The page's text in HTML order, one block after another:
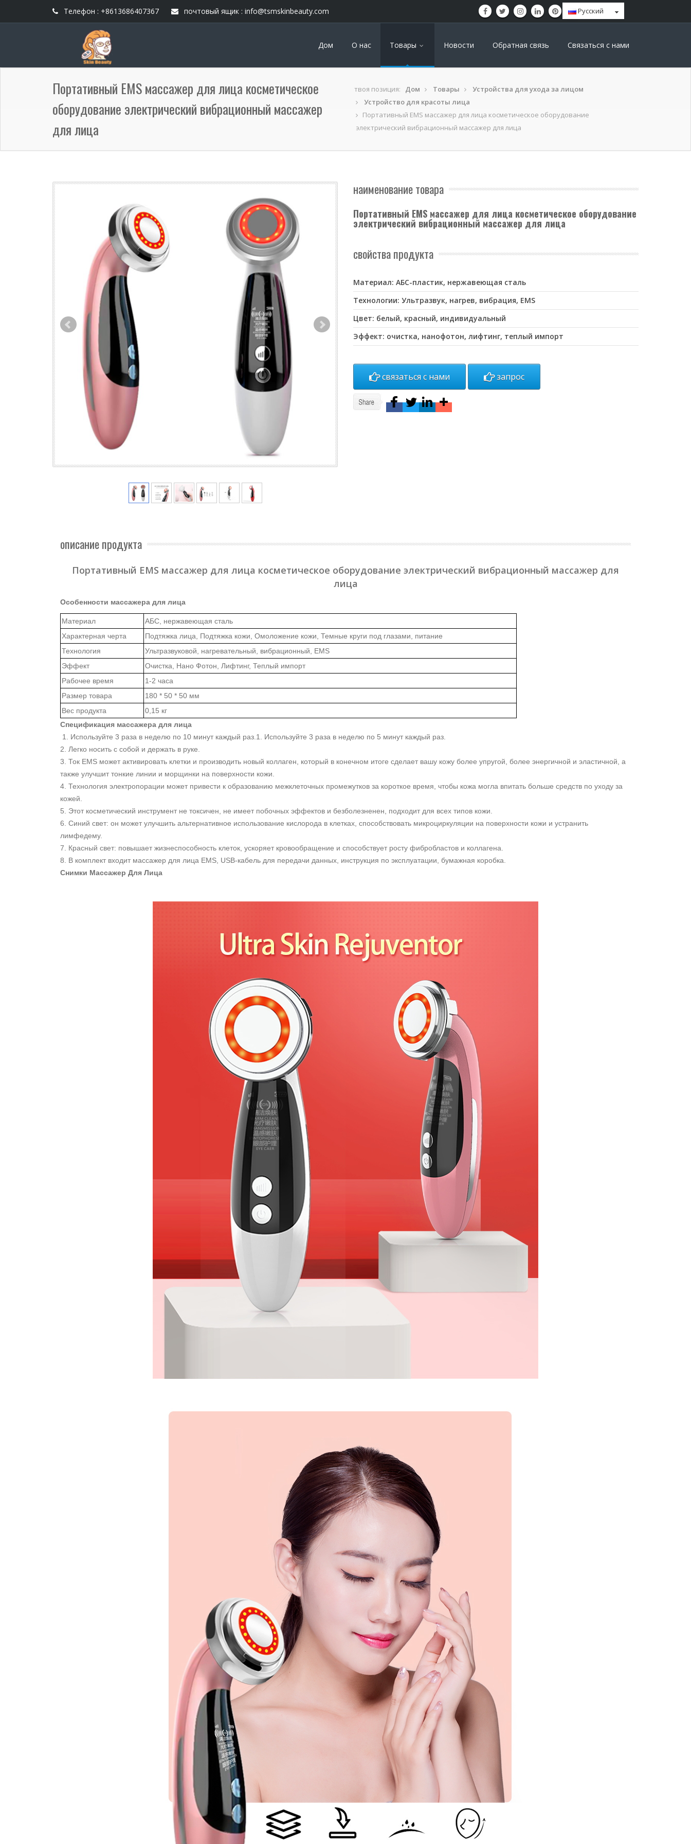
Телефон : +8613686407367 почтовый ящик : info@tsmskinbeauty.com Pусский
Дом О нас Товары Новости Обратная связь Связаться с нами
Портативный EMS массажер для лица косметическое
оборудование электрический вибрационный массажер
для лица
твоя позиция: Дом Товары
Устройства для ухода за лицом
Устройство для красоты лица
Портативный EMS массажер для лица косметическое оборудование
электрический вибрационный массажер для лица
наименование товара
Портативный EMS массажер для лица косметическое оборудование
электрический вибрационный массажер для лица
свойства продукта
Материал: АБС-пластик, нержавеющая сталь
Технологии: Ультразвук, нагрев, вибрация, EMS
Цвет: белый, красный, индивидуальный
Эффект: очистка, нанофотон, лифтинг, теплый импорт
связаться с нами запрос
описание продукта
Портативный EMS массажер для лица косметическое оборудование электрический вибрационный массажер для
лица
Особенности массажера для лица
Материал
АБС, нержавеющая сталь
Характерная черта
Подтяжка лица, Подтяжка кожи, Омоложение кожи, Темные круги под глазами, питание
Технология
Ультразвуковой, нагревательный, вибрационный, EMS
Эффект
Очистка, Нано Фотон, Лифтинг, Теплый импорт
Рабочее время
1-2 часа
Размер товара
180 * 50 * 50 мм
Вес продукта
0,15 кг
Спецификация массажера для лица
1. Используйте 3 раза в неделю по 10 минут каждый раз.1. Используйте 3 раза в неделю по 5 минут каждый раз.
2. Легко носить с собой и держать в руке.
3. Ток EMS может активировать клетки и производить новый коллаген, который в конечном итоге сделает вашу кожу более упругой, более энергичной и эластичной, а
также улучшит тонкие линии и морщинки на поверхности кожи.
4. Технология электропорации может привести к образованию межклеточных промежутков за короткое время, чтобы кожа могла впитать больше средств по уходу за
кожей.
5. Этот косметический инструмент не токсичен, не имеет побочных эффектов и безболезненен, подходит для всех типов кожи.
6. Синий свет: он может улучшить альтернативное использование кислорода в клетках, способствовать микроциркуляции на поверхности кожи и устранить
лимфедему.
7. Красный свет: повышает жизнеспособность клеток, ускоряет кровообращение и способствует росту фибробластов и коллагена.
8. В комплект входит массажер для лица EMS, USB-кабель для передачи данных, инструкция по эксплуатации, бумажная коробка.
Снимки Массажер Для Лица